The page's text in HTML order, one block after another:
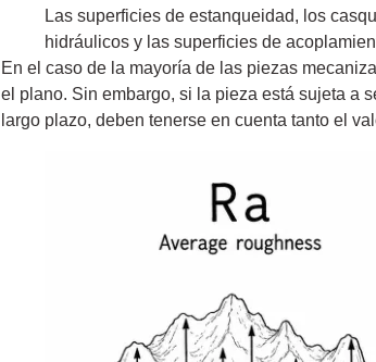
Las superficies de estanqueidad, los
hidráulicos y las superficies de
En el caso de la mayoría de las piezas
el plano. Sin embargo, si la pieza está sujeta a
largo plazo, deben tenerse en cuenta tanto el